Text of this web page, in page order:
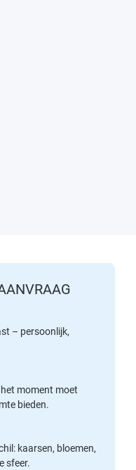
– persoonlijk,
moment moet
bieden.
kaarsen, bloemen,
sfeer.